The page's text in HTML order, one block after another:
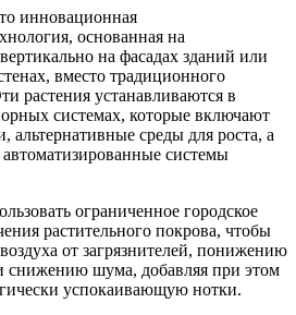
инновационная
основанная на
на фасадах зданий или
вместо традиционного
растения устанавливаются в
системах, которые включают
альтернативные среды для роста, а
системы
ограниченное городское
растительного покрова, чтобы
от загрязнителей, понижению
снижению шума, добавляя при этом
успокаивающую нотки.